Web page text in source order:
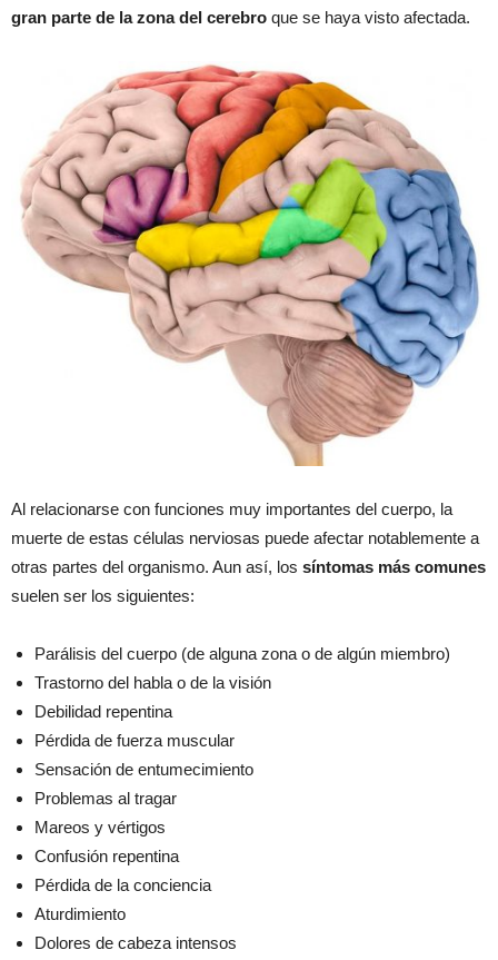
gran parte de la zona del cerebro que se haya visto afectada.
Al relacionarse con funciones muy importantes del cuerpo, la
muerte de estas células nerviosas puede afectar notablemente a
otras partes del organismo. Aun así, los síntomas más comunes
suelen ser los siguientes:
Parálisis del cuerpo (de alguna zona o de algún miembro)
Trastorno del habla o de la visión
Debilidad repentina
Pérdida de fuerza muscular
Sensación de entumecimiento
Problemas al tragar
Mareos y vértigos
Confusión repentina
Pérdida de la conciencia
Aturdimiento
Dolores de cabeza intensos